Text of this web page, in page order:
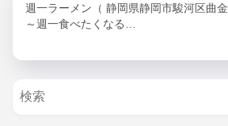
週一ラーメン（ 静岡県静岡市駿河区曲
～週一食べたくなる…